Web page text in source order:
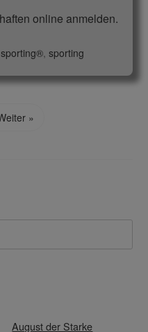
online anmelden.
, sporting
»
August der Starke